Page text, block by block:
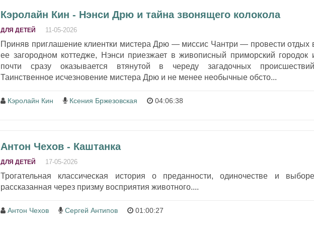
Кэролайн Кин - Нэнси Дрю и тайна звонящего колокола
ДЛЯ ДЕТЕЙ 11-05-2026
Приняв приглашение клиентки мистера Дрю — миссис Чантри — провести отдых
ее загородном коттедже, Нэнси приезжает в живописный приморский городок
почти сразу оказывается втянутой в череду загадочных
Таинственное исчезновение мистера Дрю и не менее необычные обсто...
Кэролайн Кин Ксения Бржезовская 04:06:38
Антон Чехов - Каштанка
ДЛЯ ДЕТЕЙ 17-05-2026
Трогательная классическая история о преданности, одиночестве и
рассказанная через призму восприятия животного....
Антон Чехов Сергей Антипов 01:00:27